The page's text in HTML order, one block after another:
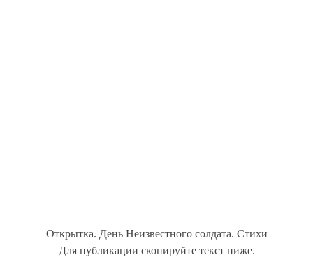
Открытка. День Неизвестного солдата. Стихи
Для публикации скопируйте текст ниже.